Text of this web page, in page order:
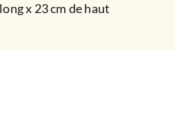
x 23 cm de haut